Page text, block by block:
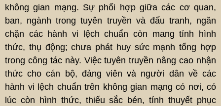
không gian mạng. Sự phối hợp giữa các cơ quan,
ban, ngành trong tuyên truyền và đấu tranh, ngăn
chặn các hành vi lệch chuẩn còn mang tính hình
thức, thụ động; chưa phát huy sức mạnh tổng hợp
trong công tác này. Việc tuyên truyền nâng cao nhận
thức cho cán bộ, đảng viên và người dân về các
hành vi lệch chuẩn trên không gian mạng có nơi, có
lúc còn hình thức, thiếu sắc bén, tính thuyết phục